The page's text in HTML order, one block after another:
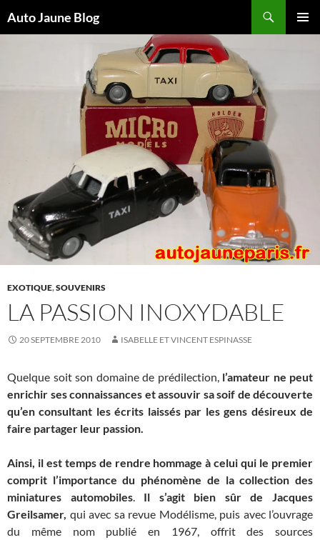
Auto Jaune Blog
EXOTIQUE,SOUVENIRS
LA PASSION INOXYDABLE
20 SEPTEMBRE 2010 ISABELLE ET VINCENT ESPINASSE
Quelque soit son domaine de prédilection, l’amateur ne peut
enrichir ses connaissances et assouvir sa soif de découverte
qu’en consultant les écrits laissés par les gens désireux de
faire partager leur passion.
Ainsi, il est temps de rendre hommage à celui qui le premier
comprit l’importance du phénomène de la collection des
miniatures automobiles. Il s’agit bien sûr de Jacques
Greilsamer, qui avec sa revue Modélisme, puis avec l’ouvrage
du même nom publié en 1967, offrit des sources